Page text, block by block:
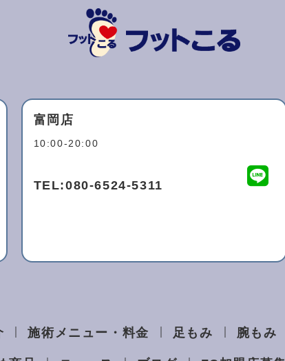
富岡店
10:00-20:00
TEL:080-6524-5311
施術メニュー・料金 足もみ 腕もみ